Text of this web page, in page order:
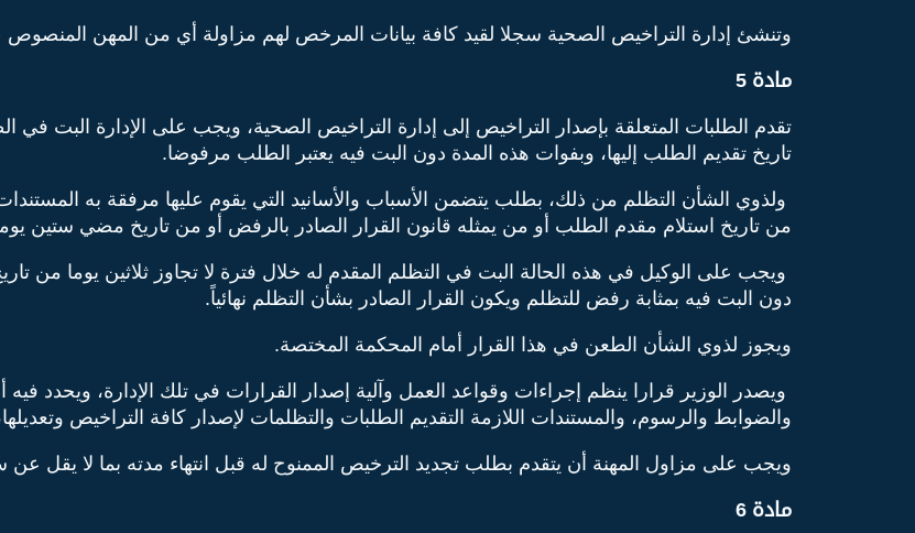
وتنشئ إدارة التراخيص الصحية سجلا لقيد كافة بيانات المرخص لهم مزاولة أي من المهن المنصوص
مادة 5
تقدم الطلبات المتعلقة بإصدار التراخيص إلى إدارة التراخيص الصحية، ويجب على الإدارة البت
تاريخ تقديم الطلب إليها، وبفوات هذه المدة دون البت فيه يعتبر الطلب مرفوضا.
ولذوي الشأن التظلم من ذلك، بطلب يتضمن الأسباب والأسانيد التي يقوم عليها مرفقة به
من تاريخ استلام مقدم الطلب أو من يمثله قانون القرار الصادر بالرفض أو من تاريخ مضي ستين
ويجب على الوكيل في هذه الحالة البت في التظلم المقدم له خلال فترة لا تجاوز ثلاثين يوما من
دون البت فيه بمثابة رفض للتظلم ويكون القرار الصادر بشأن التظلم نهائياً.
ويجوز لذوي الشأن الطعن في هذا القرار أمام المحكمة المختصة.
ويصدر الوزير قرارا ينظم إجراءات وقواعد العمل وآلية إصدار القرارات في تلك الإدارة، ويحدد
والضوابط والرسوم، والمستندات اللازمة التقديم الطلبات والتظلمات لإصدار كافة التراخيص
ويجب على مزاول المهنة أن يتقدم بطلب تجديد الترخيص الممنوح له قبل انتهاء مدته بما لا يقل عن
مادة 6